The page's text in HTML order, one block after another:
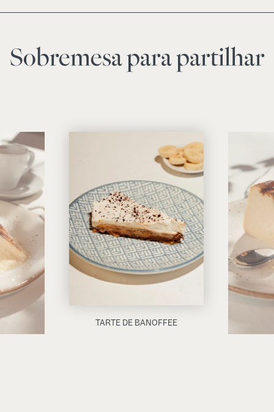
Sobremesa para partilhar
TARTE DE BANOFFEE